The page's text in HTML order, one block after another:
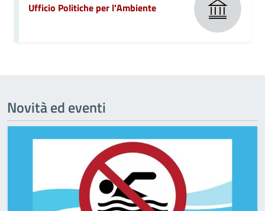
Ufficio Politiche per l'Ambiente
Novità ed eventi